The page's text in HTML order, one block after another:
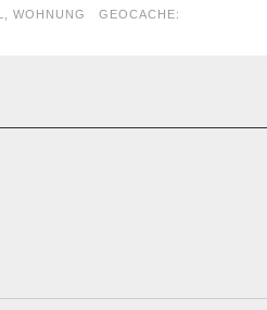
WOHNUNG GEOCACHE: